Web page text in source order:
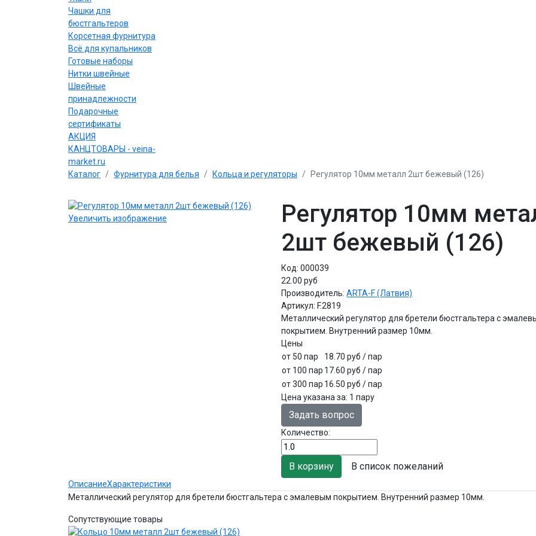
Чашки для
бюстгальтеров
Корсетная фурнитура
Всё для купальников
Готовые наборы
Нитки швейные
Швейные
принадлежности
Подарочные
сертификаты
АКЦИЯ
КАНЦТОВАРЫ - veina-
market.ru
Каталог Фурнитура для белья Кольца и регуляторы Регулятор 10мм металл 2шт бежевый (126)
Увеличить изображение
Регулятор 10мм
2шт бежевый (126)
Код:000039
22.00 руб
Производитель:ARTA-F (Латвия)
Артикул:F.2819
Металлический регулятор для бретели бюстгальтера с
покрытием. Внутренний размер 10мм.
Цены
от 50 пар
18.70 руб/ пар
от 100 пар 17.60 руб/ пар
от 300 пар 16.50 руб/ пар
Цена указана за: 1 пару
Задать вопрос
Количество:
В список пожеланий
ОписаниеХарактеристики
Металлический регулятор для бретели бюстгальтера с эмалевым покрытием. Внутренний размер 10мм.
Сопутствующие товары